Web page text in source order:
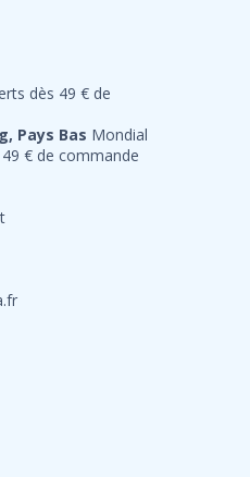
dès 49 € de
Pays Bas Mondial
€ de commande